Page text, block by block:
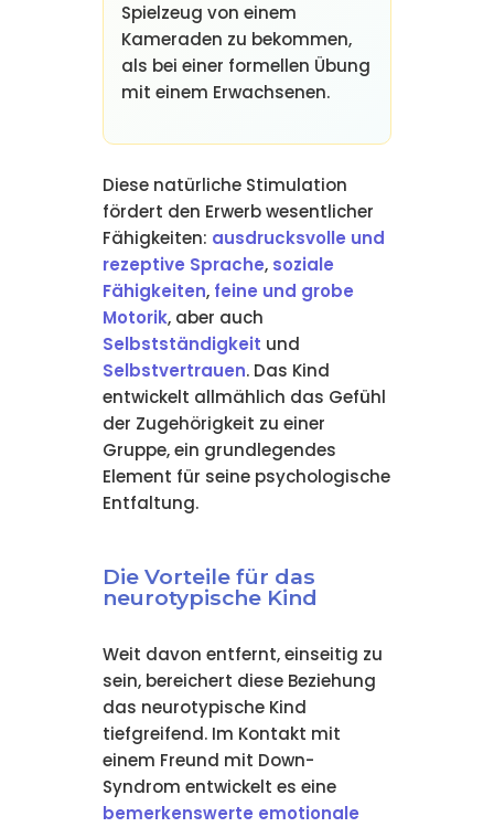
Spielzeug von einem
Kameraden zu bekommen,
als bei einer formellen Übung
mit einem Erwachsenen.
Diese natürliche Stimulation
fördert den Erwerb wesentlicher
Fähigkeiten: ausdrucksvolle und
rezeptive Sprache, soziale
Fähigkeiten, feine und grobe
Motorik, aber auch
Selbstständigkeit und
Selbstvertrauen. Das Kind
entwickelt allmählich das Gefühl
der Zugehörigkeit zu einer
Gruppe, ein grundlegendes
Element für seine psychologische
Entfaltung.
Die Vorteile für das
neurotypische Kind
Weit davon entfernt, einseitig zu
sein, bereichert diese Beziehung
das neurotypische Kind
tiefgreifend. Im Kontakt mit
einem Freund mit Down-
Syndrom entwickelt es eine
bemerkenswerte emotionale